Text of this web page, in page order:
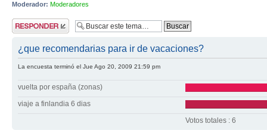
Moderador: Moderadores
Publicar una
respuesta
¿que recomendarias para ir de vacaciones?
La encuesta terminó el Jue Ago 20, 2009 21:59 pm
vuelta por españa (zonas)
viaje a finlandia 6 dias
Votos totales : 6